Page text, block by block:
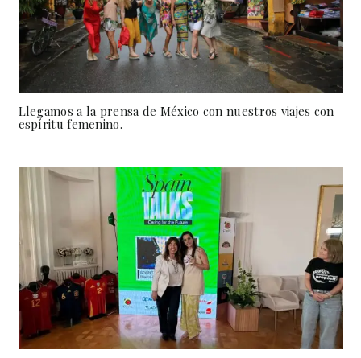
Llegamos a la prensa de México con nuestros viajes con
espíritu femenino.